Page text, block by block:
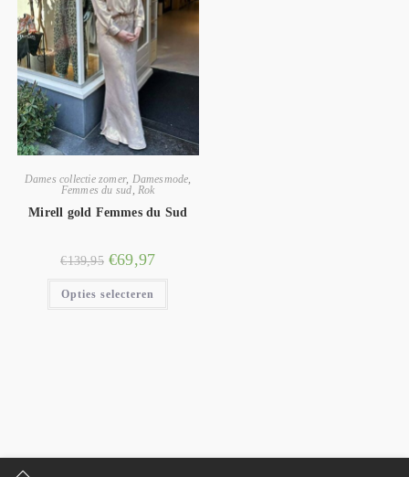
Dames collectie zomer, Damesmode
Femmes du sud Rok
Mirell gold Femmes du Sud
€139,95 €69,97
Opties selecteren